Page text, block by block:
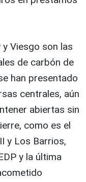
y Viesgo son las
de carbón de
han presentado
centrales, aún
abiertas sin
como es el
y Los Barrios,
y la última